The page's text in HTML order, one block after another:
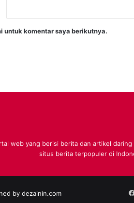
untuk komentar saya berikutnya.
web yang berisi berita dan artikel
situs berita terpopuler di
by dezainin.com